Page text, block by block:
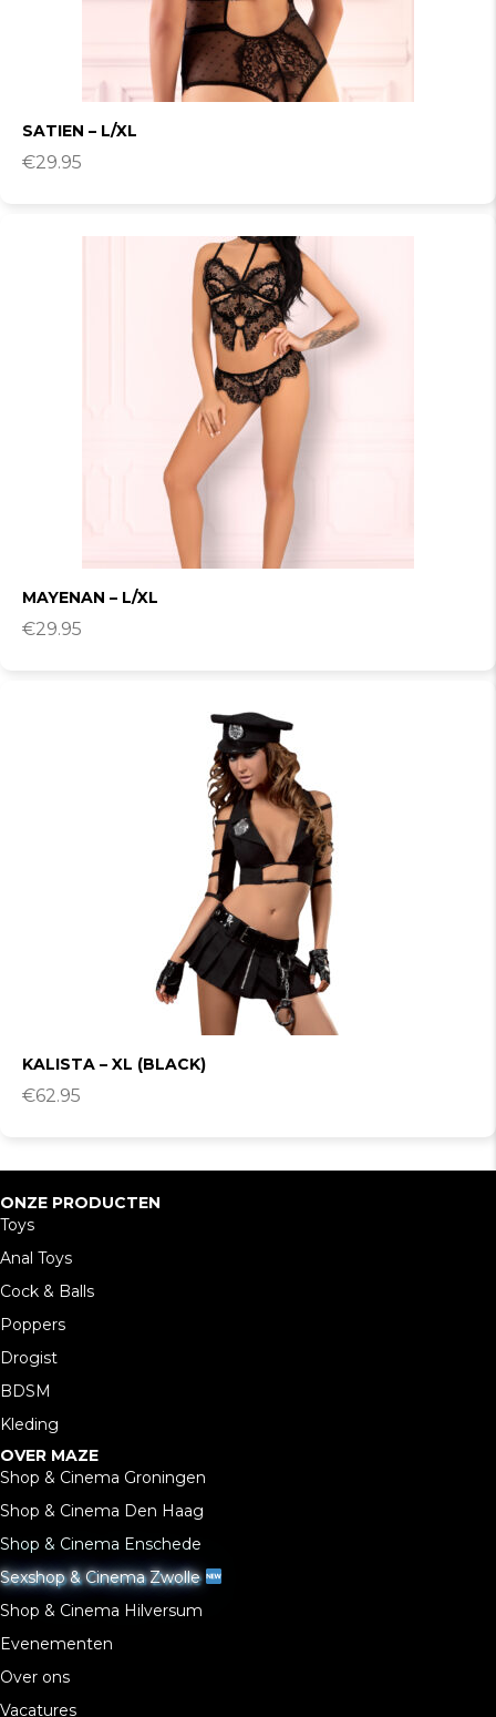
SATIEN – L/XL
€29.95
MAYENAN – L/XL
€29.95
KALISTA – XL (BLACK)
€62.95
ONZE PRODUCTEN
Toys
Anal Toys
Cock & Balls
Poppers
Drogist
BDSM
Kleding
OVER MAZE
Shop & Cinema Groningen
Shop & Cinema Den Haag
Shop & Cinema Enschede
Sexshop & Cinema Zwolle
Shop & Cinema Hilversum
Evenementen
Over ons
Vacatures